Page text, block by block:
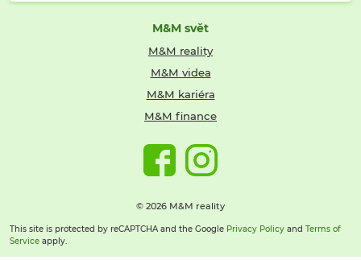
M&M svět
M&M reality
M&M videa
M&M kariéra
M&M finance
© 2026 M&M reality
This site is protected by reCAPTCHA and the Google Privacy Policy and Terms of
Service apply.